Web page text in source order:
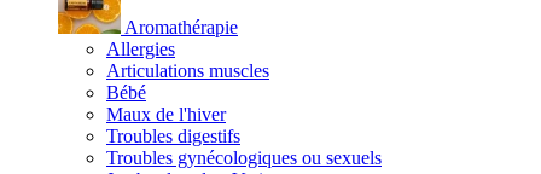
Aromathérapie
Allergies
Articulations muscles
Bébé
Maux de l'hiver
Troubles digestifs
Troubles gynécologiques ou sexuels